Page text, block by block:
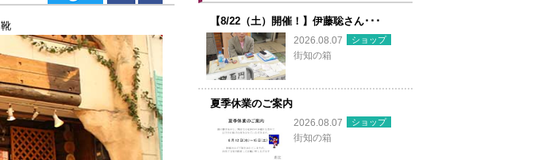
【8/22（土）開催！】伊藤聡さん･･･
2026.08.07
ショップ
街知の箱
夏季休業のご案内
2026.08.07
ショップ
街知の箱
靴